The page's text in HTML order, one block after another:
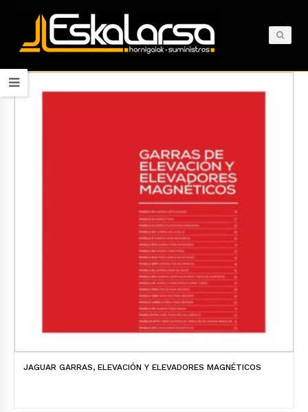
JAGUAR GARRAS, ELEVACIÓN Y ELEVADORES MAGNÉTICOS